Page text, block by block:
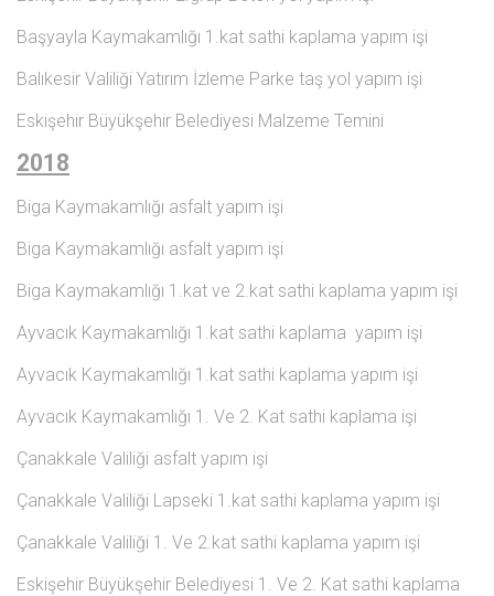
Başyayla Kaymakamlığı 1.kat sathi kaplama yapım işi
Balıkesir Valiliği Yatırım İzleme Parke taş yol yapım işi
Eskişehir Büyükşehir Belediyesi Malzeme Temini
2018
Biga Kaymakamlığı asfalt yapım işi
Biga Kaymakamlığı asfalt yapım işi
Biga Kaymakamlığı 1.kat ve 2.kat sathi kaplama yapım işi
Ayvacık Kaymakamlığı 1.kat sathi kaplama yapım işi
Ayvacık Kaymakamlığı 1.kat sathi kaplama yapım işi
Ayvacık Kaymakamlığı 1. Ve 2. Kat sathi kaplama işi
Çanakkale Valiliği asfalt yapım işi
Çanakkale Valiliği Lapseki 1.kat sathi kaplama yapım işi
Çanakkale Valiliği 1. Ve 2.kat sathi kaplama yapım işi
Eskişehir Büyükşehir Belediyesi 1. Ve 2. Kat sathi kaplama